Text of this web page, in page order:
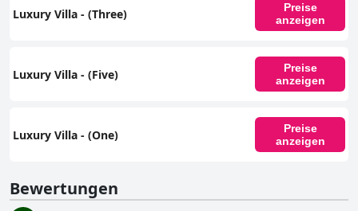
Luxury Villa - (Three)
Preise
anzeigen
Luxury Villa - (Five)
Preise
anzeigen
Luxury Villa - (One)
Preise
anzeigen
Bewertungen